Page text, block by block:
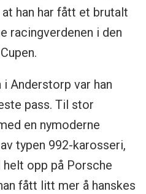
han har fått et brutalt
racingverdenen i den
i Anderstorp var han
pass. Til stor
en nymoderne
typen 992-karosseri,
opp på Porsche
fått litt mer å hanskes